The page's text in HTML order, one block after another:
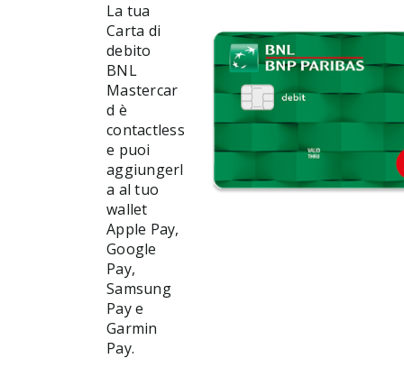
La tua
Carta di
debito
BNL
Mastercar
d è
contactless
e puoi
aggiungerl
a al tuo
wallet
Apple Pay,
Google
Pay,
Samsung
Pay e
Garmin
Pay.